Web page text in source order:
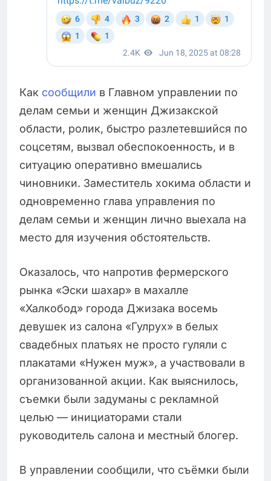
Как сообщили в Главном управлении по
делам семьи и женщин Джизакской
области, ролик, быстро разлетевшийся по
соцсетям, вызвал обеспокоенность, и в
ситуацию оперативно вмешались
чиновники. Заместитель хокима области и
одновременно глава управления по
делам семьи и женщин лично выехала на
место для изучения обстоятельств.
Оказалось, что напротив фермерского
рынка «Эски шахар» в махалле
«Халкобод» города Джизака восемь
девушек из салона «Гулрух» в белых
свадебных платьях не просто гуляли с
плакатами «Нужен муж», а участвовали в
организованной акции. Как выяснилось,
съемки были задуманы с рекламной
целью — инициаторами стали
руководитель салона и местный блогер.
В управлении сообщили, что съёмки были